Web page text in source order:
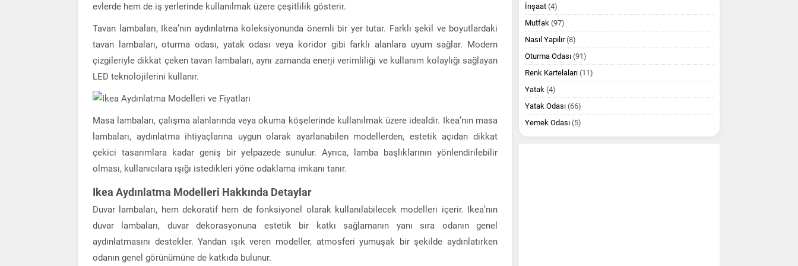
evlerde hem de iş yerlerinde kullanılmak üzere çeşitlilik gösterir.
Tavan lambaları, Ikea’nın aydınlatma koleksiyonunda önemli bir yer tutar. Farklı şekil ve boyutlardaki
tavan lambaları, oturma odası, yatak odası veya koridor gibi farklı alanlara uyum sağlar. Modern
çizgileriyle dikkat çeken tavan lambaları, aynı zamanda enerji verimliliği ve kullanım kolaylığı sağlayan
LED teknolojilerini kullanır.
Masa lambaları, çalışma alanlarında veya okuma köşelerinde kullanılmak üzere idealdir. Ikea’nın masa
lambaları, aydınlatma ihtiyaçlarına uygun olarak ayarlanabilen modellerden, estetik açıdan dikkat
çekici tasarımlara kadar geniş bir yelpazede sunulur. Ayrıca, lamba başlıklarının yönlendirilebilir
olması, kullanıcılara ışığı istedikleri yöne odaklama imkanı tanır.
Ikea Aydınlatma Modelleri Hakkında Detaylar
Duvar lambaları, hem dekoratif hem de fonksiyonel olarak kullanılabilecek modelleri içerir. Ikea’nın
duvar lambaları, duvar dekorasyonuna estetik bir katkı sağlamanın yanı sıra odanın genel
aydınlatmasını destekler. Yandan ışık veren modeller, atmosferi yumuşak bir şekilde aydınlatırken
odanın genel görünümüne de katkıda bulunur.
İnşaat (4)
Mutfak (97)
Nasıl Yapılır(8)
Oturma Odası (91)
Renk Kartelaları (11)
Yatak (4)
Yatak Odası (66)
Yemek Odası (5)